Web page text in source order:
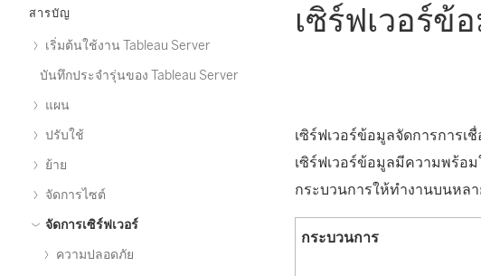
สารบัญ
เริ่มต้นใช้งาน Tableau Server
บันทึกประจำรุ่นของ Tableau Server
แผน
ปรับใช้
ย้าย
จัดการไซต์
จัดการเซิร์ฟเวอร์
ความปลอดภัย
เซิร์ฟเวอร์ข้
เซิร์ฟเวอร์ข้อมูลจัดการการ
เซิร์ฟเวอร์ข้อมูลมีความพร้อ
กระบวนการให้ทำงานบนหล
กระบวนการ